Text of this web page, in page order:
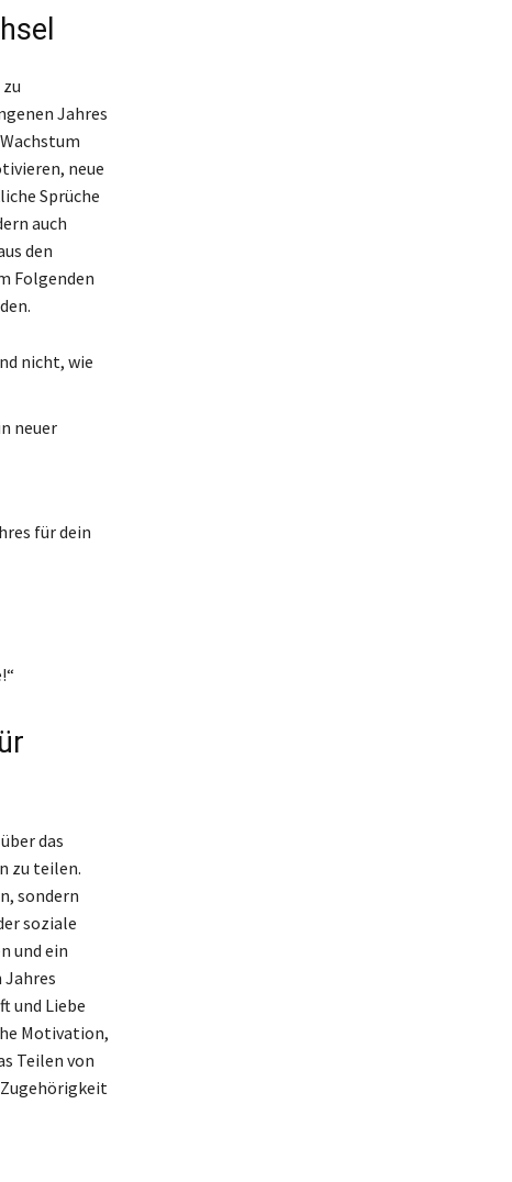
Jahres
neue
Sprüche
auch
den
Folgenden
nicht, wie
neuer
für dein
das
zu teilen.
sondern
soziale
und ein
Jahres
und Liebe
Motivation,
Teilen von